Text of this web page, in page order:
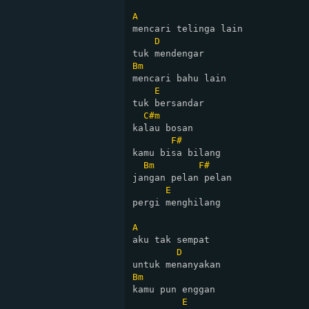
A
mencari telinga lain
D
Bm
mencari bahu lain
E
tuk bersandar
C#m
kalau bosan
F#
kamu bisa bilang
Bm
F#
jangan pelan pelan
E
pergi menghilang
A
aku tak sempat
D
Bm
kamu pun enggan
E